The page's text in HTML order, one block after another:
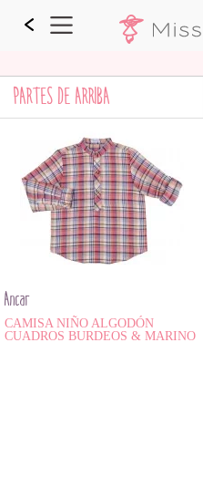
PARTES DE ARRIBA
Ancar
CAMISA NIÑO ALGODÓN
CUADROS BURDEOS & MARINO